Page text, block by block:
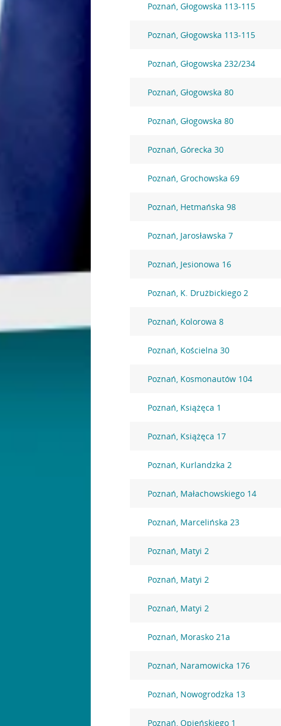
Poznań, Głogowska 113-115
Poznań, Głogowska 113-115
Poznań, Głogowska 232/234
Poznań, Głogowska 80
Poznań, Głogowska 80
Poznań, Górecka 30
Poznań, Grochowska 69
Poznań, Hetmańska 98
Poznań, Jarosławska 7
Poznań, Jesionowa 16
Poznań, K. Drużbickiego 2
Poznań, Kolorowa 8
Poznań, Kościelna 30
Poznań, Kosmonautów 104
Poznań, Książęca 1
Poznań, Książęca 17
Poznań, Kurlandzka 2
Poznań, Małachowskiego 14
Poznań, Marcelińska 23
Poznań, Matyi 2
Poznań, Matyi 2
Poznań, Matyi 2
Poznań, Morasko 21a
Poznań, Naramowicka 176
Poznań, Nowogrodzka 13
Poznań, Opieńskiego 1